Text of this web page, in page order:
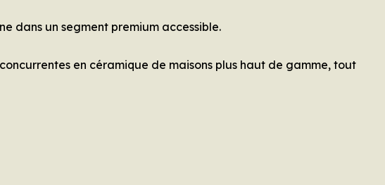
dans un segment premium accessible.
en céramique de maisons plus haut de gamme, tout